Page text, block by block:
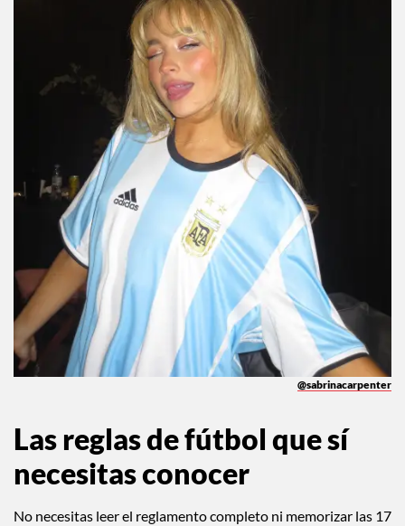
@sabrinacarpenter
Las reglas de fútbol que sí
necesitas conocer
No necesitas leer el reglamento completo ni memorizar las 17